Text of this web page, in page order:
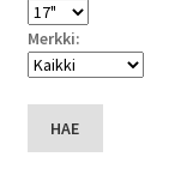
Merkki:
HAE